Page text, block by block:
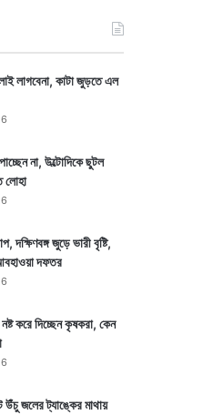
লাগবেনা, কাটা জুড়তে এল
না, উল্টোদিকে ছুটল
লোহা
দক্ষিণবঙ্গ জুড়ে ভারী বৃষ্টি,
দফতর
করে দিচ্ছেন কৃষকরা, কেন
উঁচু জলের ট্যাঙ্কের মাথায়